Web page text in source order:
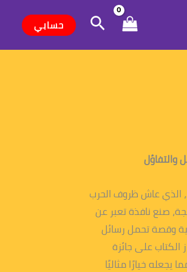
البحث حسابي
والتفاؤل
الذي عاش ظروف الحرب
صنع نافذة تعبر عن
وقصة تحمل رسائل
الكتاب على جائزة
العربي لناشري كتب الأطفال عام 2017، مما يجعله خيارًا مثاليًا